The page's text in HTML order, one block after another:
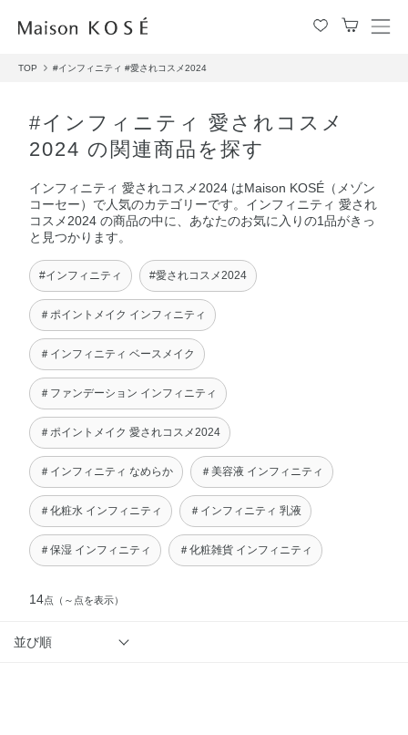
メ
TOP #インフィニティ #愛されコスメ2024
#インフィニティ 愛されコスメ
2024 の関連商品を探す
インフィニティ 愛されコスメ2024 はMaison KOSÉ（メゾン
コーセー）で人気のカテゴリーです。インフィニティ 愛され
コスメ2024 の商品の中に、あなたのお気に入りの1品がきっ
と見つかります。
#インフィニティ #愛されコスメ2024
＃ポイントメイク インフィニティ
＃インフィニティ ベースメイク
＃ファンデーション インフィニティ
＃ポイントメイク 愛されコスメ2024
＃インフィニティ なめらか ＃美容液 インフィニティ
＃化粧水 インフィニティ ＃インフィニティ 乳液
＃保湿 インフィニティ ＃化粧雑貨 インフィニティ
14点 （～点を表示）
並び順